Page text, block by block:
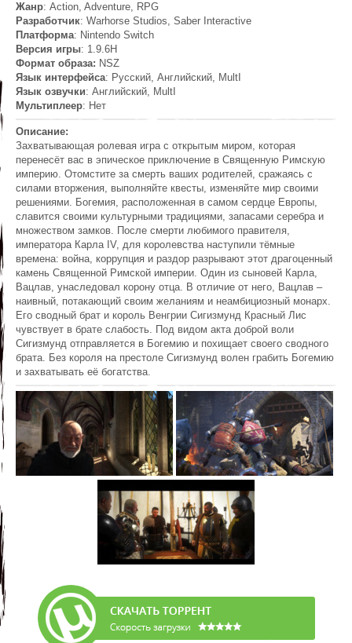
Жанр: Action, Adventure, RPG
Разработчик: Warhorse Studios, Saber Interactive
Платформа: Nintendo Switch
Версия игры: 1.9.6H
Формат образа: NSZ
Язык интерфейса: Русский, Английский, MultI
Язык озвучки: Английский, MultI
Мультиплеер: Нет
Описание:
Захватывающая ролевая игра с открытым миром, которая
перенесёт вас в эпическое приключение в Священную Римскую
империю. Отомстите за смерть ваших родителей, сражаясь с
силами вторжения, выполняйте квесты, изменяйте мир своими
решениями. Богемия, расположенная в самом сердце Европы,
славится своими культурными традициями, запасами серебра и
множеством замков. После смерти любимого правителя,
императора Карла IV, для королевства наступили тёмные
времена: война, коррупция и раздор разрывают этот драгоценный
камень Священной Римской империи. Один из сыновей Карла,
Вацлав, унаследовал корону отца. В отличие от него, Вацлав –
наивный, потакающий своим желаниям и неамбициозный монарх.
Его сводный брат и король Венгрии Сигизмунд Красный Лис
чувствует в брате слабость. Под видом акта доброй воли
Сигизмунд отправляется в Богемию и похищает своего сводного
брата. Без короля на престоле Сигизмунд волен грабить Богемию
и захватывать её богатства.